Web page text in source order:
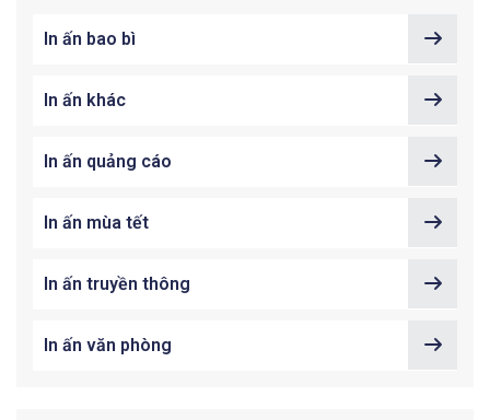
In ấn bao bì
In ấn khác
In ấn quảng cáo
In ấn mùa tết
In ấn truyền thông
In ấn văn phòng